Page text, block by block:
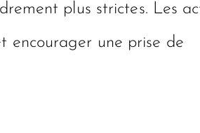
plus strictes. Les
encourager une prise de